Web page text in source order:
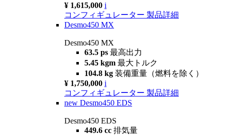
¥ 1,615,000 i
コンフィギュレーター 製品詳細
Desmo450 MX
Desmo450 MX
63.5 ps 最高出力
5.45 kgm 最大トルク
104.8 kg 装備重量（燃料を除く）
¥ 1,750,000 i
コンフィギュレーター 製品詳細
new Desmo450 EDS
Desmo450 EDS
449.6 cc 排気量